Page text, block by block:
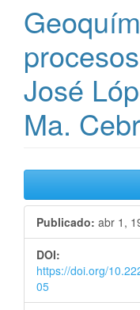
José
Ma.
Barra
lateral
del
artículo
Publicado: abr 1,
DOI:
https://doi.org/
05